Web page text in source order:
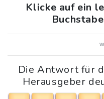
Klicke auf ein
Die Antwort für
Herausgeber